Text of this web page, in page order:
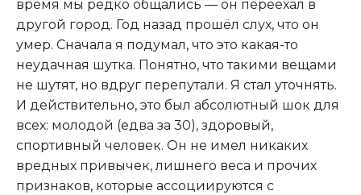
время мы редко общались — он переехал в
другой город. Год назад прошёл слух, что он
умер. Сначала я подумал, что это какая-то
неудачная шутка. Понятно, что такими вещами
не шутят, но вдруг перепутали. Я стал уточнять.
И действительно, это был абсолютный шок для
всех: молодой (едва за 30), здоровый,
спортивный человек. Он не имел никаких
вредных привычек, лишнего веса и прочих
признаков, которые ассоциируются с